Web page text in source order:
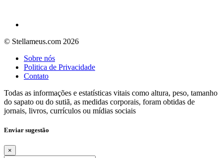
© Stellameus.com 2026
Sobre nós
Politica de Privacidade
Contato
Todas as informações e estatísticas vitais como altura, peso, tamanho
do sapato ou do sutiã, as medidas corporais, foram obtidas de
jornais, livros, currículos ou mídias sociais
Enviar sugestão
×